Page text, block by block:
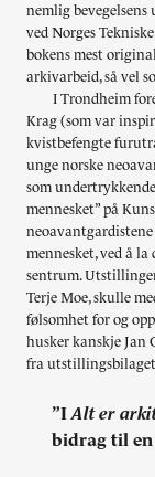
nemlig
ved Norges
bokens mest
arkivarbeid, så vel
I Trondheim
Krag (som var
kvistbefengte
unge norske
som
mennesket” på
mennesket, ved å
sentrum.
Terje Moe, skulle
følsomhet for og
husker kanskje Jan
fra
”I Alt er
bidrag til en